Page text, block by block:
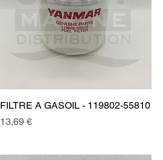
FILTRE A GASOIL - 119802-55810
Prix
13,69 €